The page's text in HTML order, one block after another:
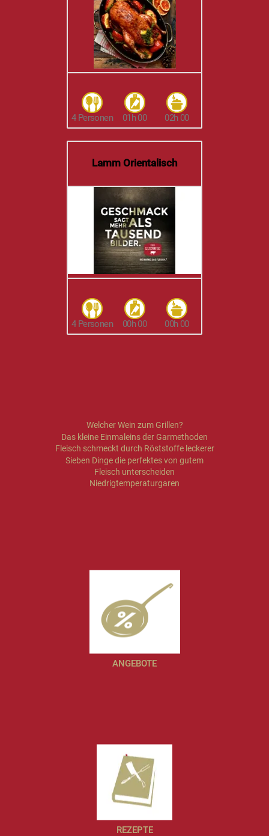
4 Personen 01h 00 02h 00
Lamm Orientalisch
4 Personen 00h 00 00h 00
Welcher Wein zum Grillen?
Das kleine Einmaleins der Garmethoden
Fleisch schmeckt durch Röststoffe leckerer
Sieben Dinge die perfektes von gutem
Fleisch unterscheiden
Niedrigtemperaturgaren
ANGEBOTE
REZEPTE